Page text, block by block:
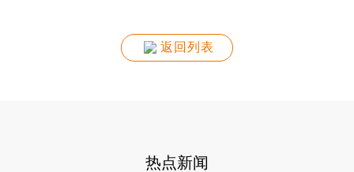
返回列表
热点新闻